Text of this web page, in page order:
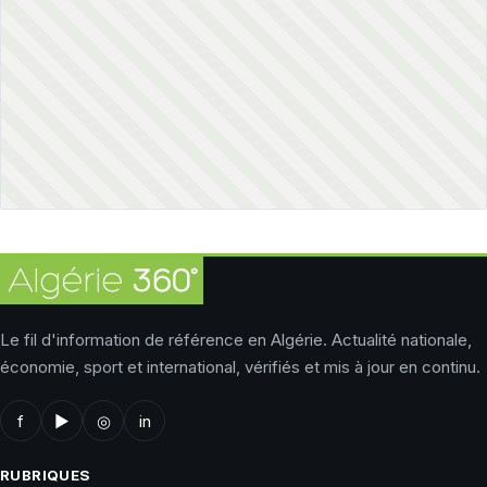
Le fil d'information de référence en Algérie. Actualité nationale,
économie, sport et international, vérifiés et mis à jour en continu.
f ▶ ◎ in
RUBRIQUES